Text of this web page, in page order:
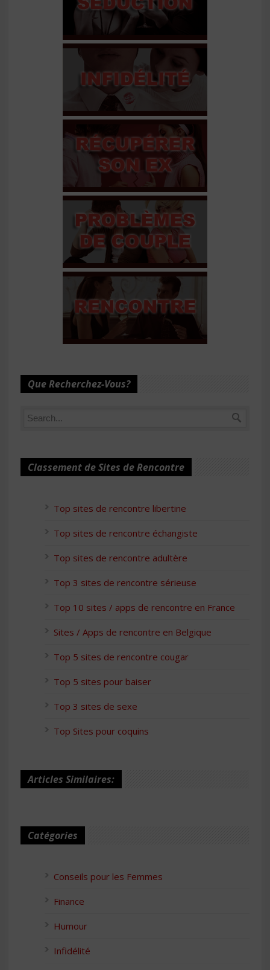
Que Recherchez-Vous?
Classement de Sites de Rencontre
Top sites de rencontre libertine
Top sites de rencontre échangiste
Top sites de rencontre adultère
Top 3 sites de rencontre sérieuse
Top 10 sites / apps de rencontre en France
Sites / Apps de rencontre en Belgique
Top 5 sites de rencontre cougar
Top 5 sites pour baiser
Top 3 sites de sexe
Top Sites pour coquins
Articles Similaires:
Catégories
Conseils pour les Femmes
Finance
Humour
Infidélité